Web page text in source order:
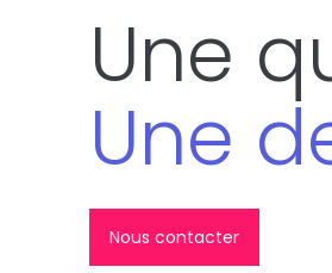
Une
Une
Nous contacter